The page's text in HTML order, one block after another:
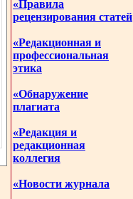
«Правила
рецензирования статей
«Редакционная и
профессиональная
этика
«Обнаружение
плагиата
«Редакция и
редакционная
коллегия
«Новости журнала